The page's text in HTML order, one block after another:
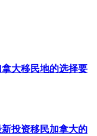
大移民地的选择要
投资移民加拿大的